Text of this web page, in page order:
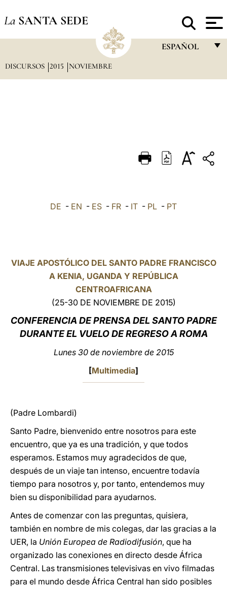
La SANTA SEDE
ESPAÑOL
DEUTSCH
العربيّة
DISCURSOS 2015 NOVIEMBRE
DE - EN - ES - FR - IT - PL - PT
VIAJE APOSTÓLICO DEL SANTO PADRE FRANCISCO
A KENIA, UGANDA Y REPÚBLICA
CENTROAFRICANA
(25-30 DE NOVIEMBRE DE 2015)
CONFERENCIA DE PRENSA DEL SANTO PADRE
DURANTE EL VUELO DE REGRESO A ROMA
Lunes 30 de noviembre de 2015
[Multimedia]
(Padre Lombardi)
Santo Padre, bienvenido entre nosotros para este
encuentro, que ya es una tradición, y que todos
esperamos. Estamos muy agradecidos de que,
después de un viaje tan intenso, encuentre todavía
tiempo para nosotros y, por tanto, entendemos muy
bien su disponibilidad para ayudarnos.
Antes de comenzar con las preguntas, quisiera,
también en nombre de mis colegas, dar las gracias a la
UER, la Unión Europea de Radiodifusión, que ha
organizado las conexiones en directo desde África
Central. Las transmisiones televisivas en vivo filmadas
para el mundo desde África Central han sido posibles